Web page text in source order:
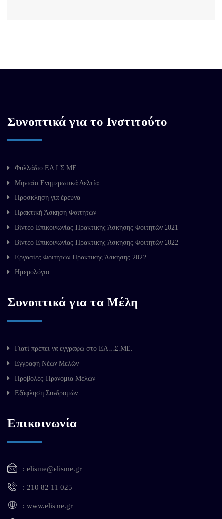
Συνοπτικά για το Ινστιτούτο
Φυλλάδιο ΕΛ.Ι.Σ.ΜΕ.
Μηνιαία Ενημερωτικά Δελτία
Πρόσκληση για έρευνα
Πρακτική Άσκηση Φοιτητών
Βίντεο Επικοινωνίας Πρακτικής Άσκησης Φοιτητών 2021
Βίντεο Επικοινωνίας Πρακτικής Άσκησης Φοιτητών 2022
Εργασίες Φοιτητών Πρακτικής Άσκησης 2022
Ημερολόγιο
Συνοπτικά για τα Μέλη
Γιατί πρέπει να εγγραφώ στο ΕΛ.Ι.Σ.ΜΕ.
Εγγραφή Νέων Μελών
Προβολές-Προνόμια Μελών
Εξόφληση Συνδρομών
Επικοινωνία
elisme@elisme.gr
210 82 11 025
www.elisme.gr